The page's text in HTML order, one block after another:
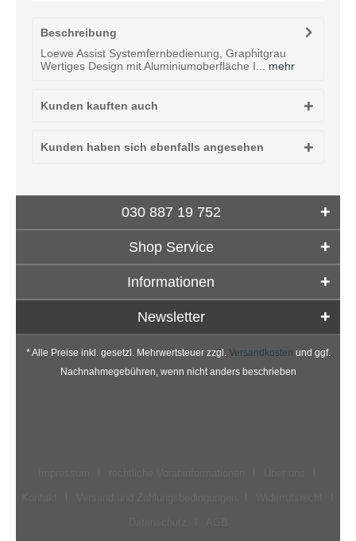
Beschreibung
Loewe Assist Systemfernbedienung, Graphitgrau
Wertiges Design mit Aluminiumoberfläche I...
mehr
Kunden kauften auch
Kunden haben sich ebenfalls angesehen
030 887 19 752
Shop Service
Informationen
Newsletter
* Alle Preise inkl. gesetzl. Mehrwertsteuer zzgl. Versandkosten und ggf.
Nachnahmegebühren, wenn nicht anders beschrieben